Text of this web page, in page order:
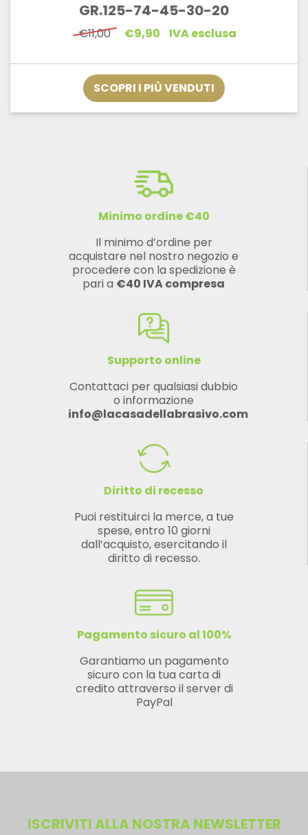
GR.125-74-45-30-20
€11,00 Il
era:
€11,00.
€9,90
Il
è:
€9,90.
IVA esclusa
SCOPRI I PIÙ VENDUTI
Minimo ordine €40
Il minimo d’ordine per
acquistare nel nostro negozio e
procedere con la spedizione è
pari a €40 IVA compresa
Supporto online
Contattaci per qualsiasi dubbio
o informazione
info@lacasadellabrasivo.com
Diritto di recesso
Puoi restituirci la merce, a tue
spese, entro 10 giorni
dall’acquisto, esercitando il
diritto di recesso.
Pagamento sicuro al 100%
Garantiamo un pagamento
sicuro con la tua carta di
credito attraverso il server di
PayPal
ISCRIVITI ALLA NOSTRA NEWSLETTER